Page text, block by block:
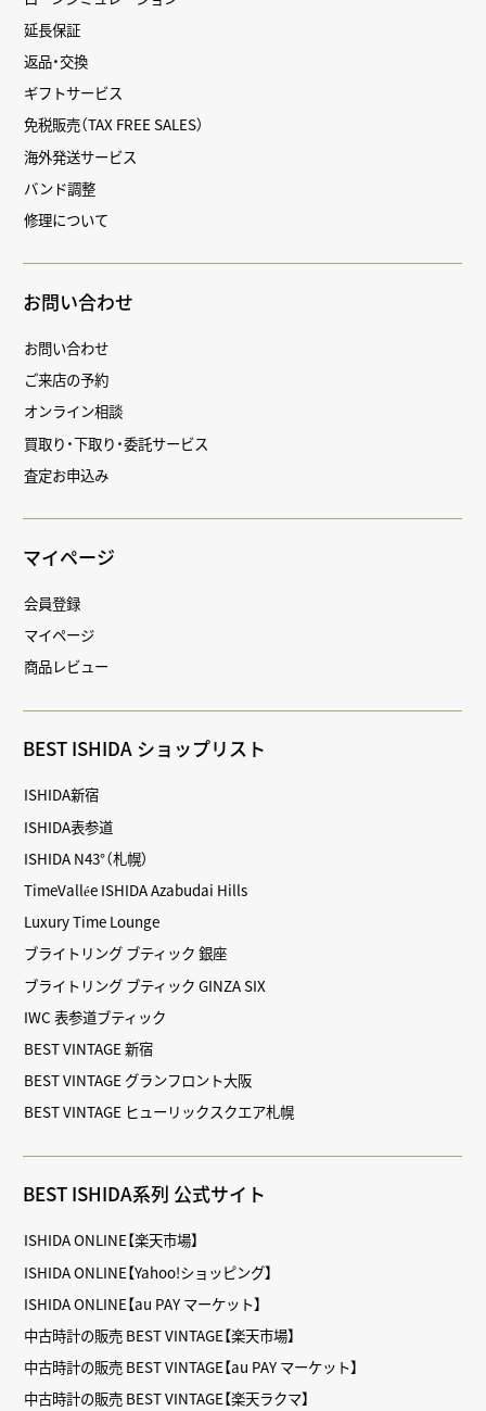
延長保証
返品・交換
ギフトサービス
免税販売（TAX FREE SALES）
海外発送サービス
バンド調整
修理について
お問い合わせ
お問い合わせ
ご来店の予約
オンライン相談
買取り・下取り・委託サービス
査定お申込み
マイページ
会員登録
マイページ
商品レビュー
BEST ISHIDA ショップリスト
ISHIDA新宿
ISHIDA表参道
ISHIDA N43°（札幌）
TimeVallée ISHIDA Azabudai Hills
Luxury Time Lounge
ブライトリング ブティック 銀座
ブライトリング ブティック GINZA SIX
IWC 表参道ブティック
BEST VINTAGE 新宿
BEST VINTAGE グランフロント大阪
BEST VINTAGE ヒューリックスクエア札幌
BEST ISHIDA系列 公式サイト
ISHIDA ONLINE【楽天市場】
ISHIDA ONLINE【Yahoo!ショッピング】
ISHIDA ONLINE【au PAY マーケット】
中古時計の販売 BEST VINTAGE【楽天市場】
中古時計の販売 BEST VINTAGE【au PAY マーケット】
中古時計の販売 BEST VINTAGE【楽天ラクマ】